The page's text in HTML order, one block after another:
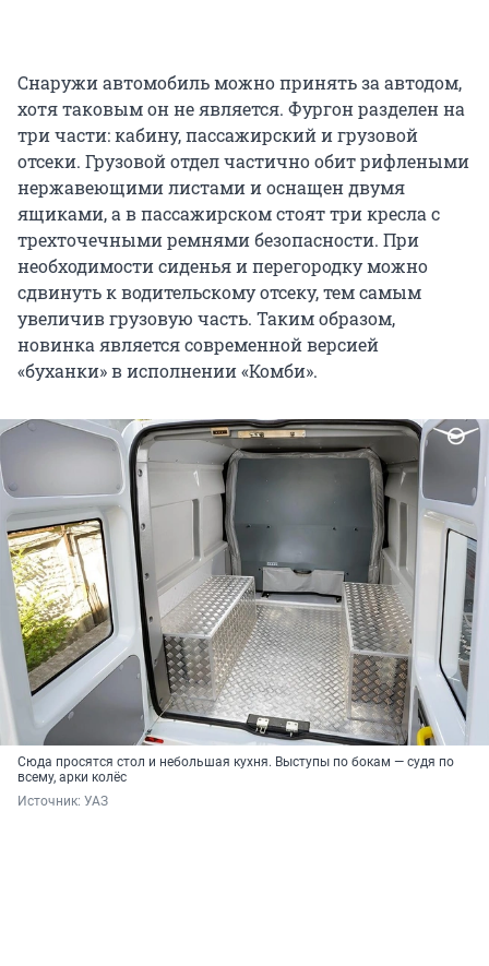
Снаружи автомобиль можно принять за автодом,
хотя таковым он не является. Фургон разделен на
три части: кабину, пассажирский и грузовой
отсеки. Грузовой отдел частично обит рифлеными
нержавеющими листами и оснащен двумя
ящиками, а в пассажирском стоят три кресла с
трехточечными ремнями безопасности. При
необходимости сиденья и перегородку можно
сдвинуть к водительскому отсеку, тем самым
увеличив грузовую часть. Таким образом,
новинка является современной версией
«буханки» в исполнении «Комби».
Сюда просятся стол и небольшая кухня. Выступы по бокам — судя по
всему, арки колёс
Источник: УАЗ